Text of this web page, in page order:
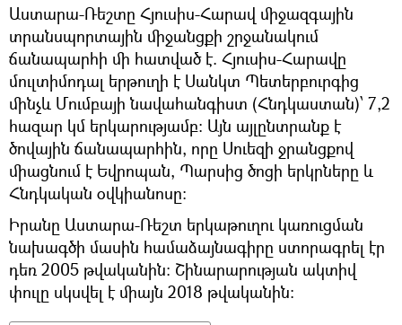
Աստարա-Ռեշտը Հյուսիս-Հարավ միջազգային
տրանսպորտային միջանցքի շրջանակում
ճանապարհի մի հատված է. Հյուսիս-Հարավը
մուլտիմոդալ երթուղի է Սանկտ Պետերբուրգից
մինչև Մումբայի նավահանգիստ (Հնդկաստան)՝ 7,2
հազար կմ երկարությամբ: Այն այլընտրանք է
ծովային ճանապարհին, որը Սուեզի ջրանցքով
միացնում է Եվրոպան, Պարսից ծոցի երկրները և
Հնդկական օվկիանոսը:
Իրանը Աստարա-Ռեշտ երկաթուղու կառուցման
նախագծի մասին համաձայնագիրը ստորագրել էր
դեռ 2005 թվականին։ Շինարարության ակտիվ
փուլը սկսվել է միայն 2018 թվականին։